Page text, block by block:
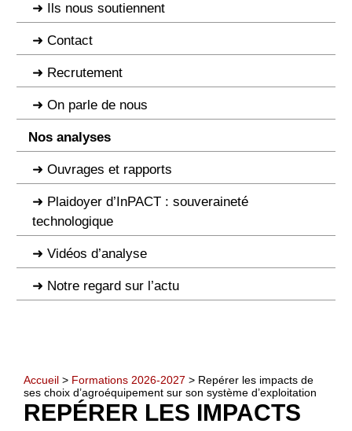
Ils nous soutiennent
Contact
Recrutement
On parle de nous
Nos analyses
Ouvrages et rapports
Plaidoyer d’InPACT : souveraineté
technologique
Vidéos d’analyse
Notre regard sur l’actu
Accueil > Formations 2026-2027 > Repérer les impacts de
ses choix d’agroéquipement sur son système d’exploitation
REPÉRER LES IMPACTS